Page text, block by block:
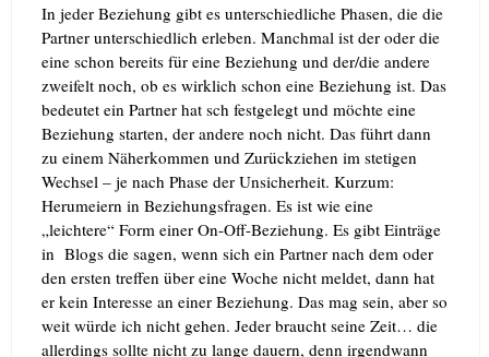
In jeder Beziehung gibt es unterschiedliche Phasen, die die
Partner unterschiedlich erleben. Manchmal ist der oder die
eine schon bereits für eine Beziehung und der/die andere
zweifelt noch, ob es wirklich schon eine Beziehung ist. Das
bedeutet ein Partner hat sch festgelegt und möchte eine
Beziehung starten, der andere noch nicht. Das führt dann
zu einem Näherkommen und Zurückziehen im stetigen
Wechsel – je nach Phase der Unsicherheit. Kurzum:
Herumeiern in Beziehungsfragen. Es ist wie eine
„leichtere“ Form einer On-Off-Beziehung. Es gibt Einträge
in Blogs die sagen, wenn sich ein Partner nach dem oder
den ersten treffen über eine Woche nicht meldet, dann hat
er kein Interesse an einer Beziehung. Das mag sein, aber so
weit würde ich nicht gehen. Jeder braucht seine Zeit… die
allerdings sollte nicht zu lange dauern, denn irgendwann